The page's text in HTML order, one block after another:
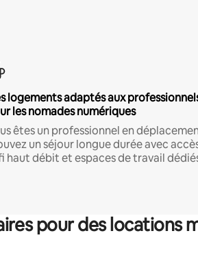
logements adaptés aux
les nomades numériques
êtes un professionnel en
un séjour longue durée avec
haut débit et espaces de travail
pour des locations